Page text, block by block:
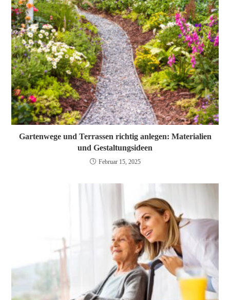
Gartenwege und Terrassen richtig anlegen: Materialien
und Gestaltungsideen
Februar 15, 2025